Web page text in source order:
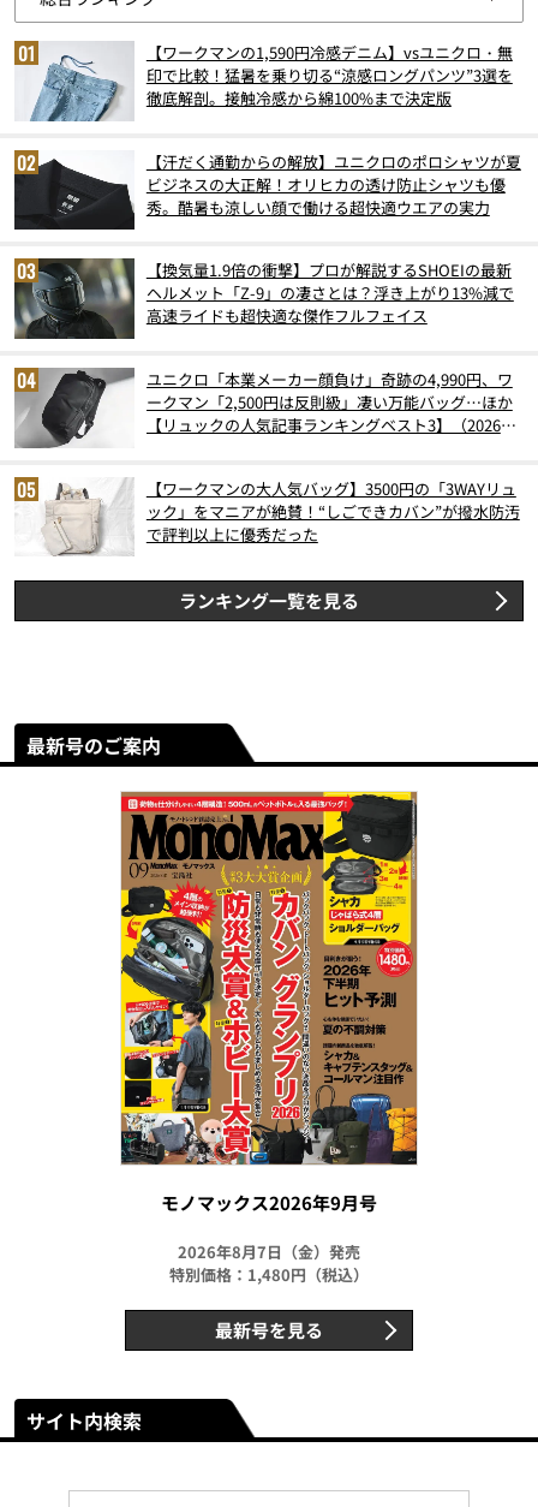
【ワークマンの1,590円冷感デニム】vsユニクロ・無
印で比較！猛暑を乗り切る“涼感ロングパンツ”3選を
徹底解剖。接触冷感から綿100%まで決定版
【汗だく通勤からの解放】ユニクロのポロシャツが夏
ビジネスの大正解！オリヒカの透け防止シャツも優
秀。酷暑も涼しい顔で働ける超快適ウエアの実力
【換気量1.9倍の衝撃】プロが解説するSHOEIの最新
ヘルメット「Z-9」の凄さとは？浮き上がり13%減で
高速ライドも超快適な傑作フルフェイス
ユニクロ「本業メーカー顔負け」奇跡の4,990円、ワ
ークマン「2,500円は反則級」凄い万能バッグ…ほか
【リュックの人気記事ランキングベスト3】（2026年
【ワークマンの大人気バッグ】3500円の「3WAYリュ
ック」をマニアが絶賛！“しごできカバン”が撥水防汚
で評判以上に優秀だった
ランキング一覧を見る
最新号のご案内
モノマックス2026年9月号
2026年8月7日（金）発売
特別価格：1,480円（税込）
最新号を見る
サイト内検索